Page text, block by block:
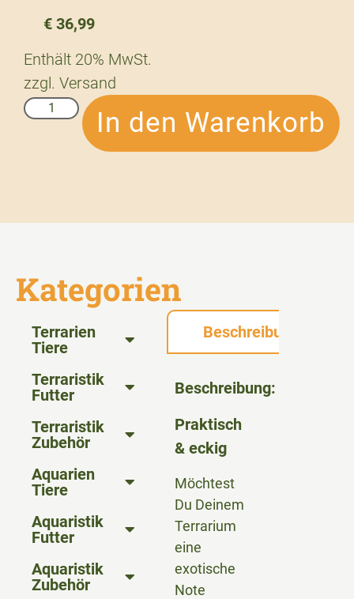
€ 36,99
Enthält 20% MwSt.
zzgl. Versand
In den Warenkorb
Kategorien
Terrarien
Tiere
Terraristik
Futter
Terraristik
Zubehör
Aquarien
Tiere
Aquaristik
Futter
Aquaristik
Zubehör
Beschreibung
Beschreibung:
Praktisch
& eckig
Möchtest
Du Deinem
Terrarium
eine
exotische
Note